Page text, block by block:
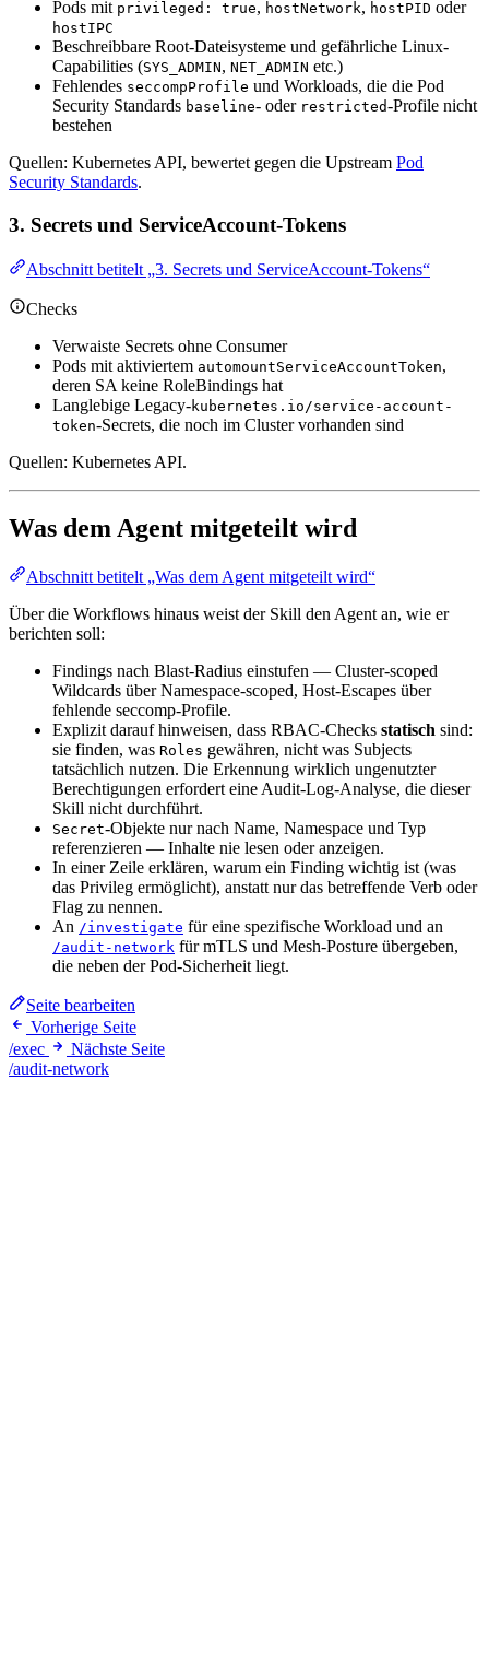
Pods mit privileged: true, hostNetwork, hostPID oder
hostIPC
Beschreibbare Root-Dateisysteme und gefährliche Linux-
Capabilities (SYS_ADMIN, NET_ADMIN etc.)
Fehlendes seccompProfile und Workloads, die die Pod
Security Standards baseline- oder restricted-Profile nicht
bestehen
Quellen: Kubernetes API, bewertet gegen die Upstream Pod
Security Standards.
3. Secrets und ServiceAccount-Tokens
Abschnitt betitelt „3. Secrets und ServiceAccount-Tokens“
Checks
Verwaiste Secrets ohne Consumer
Pods mit aktiviertem automountServiceAccountToken,
deren SA keine RoleBindings hat
Langlebige Legacy-kubernetes.io/service-account-
token-Secrets, die noch im Cluster vorhanden sind
Quellen: Kubernetes API.
Was dem Agent mitgeteilt wird
Abschnitt betitelt „Was dem Agent mitgeteilt wird“
Über die Workflows hinaus weist der Skill den Agent an, wie er
berichten soll:
Findings nach Blast-Radius einstufen — Cluster-scoped
Wildcards über Namespace-scoped, Host-Escapes über
fehlende seccomp-Profile.
Explizit darauf hinweisen, dass RBAC-Checks statisch sind:
sie finden, was Roles gewähren, nicht was Subjects
tatsächlich nutzen. Die Erkennung wirklich ungenutzter
Berechtigungen erfordert eine Audit-Log-Analyse, die dieser
Skill nicht durchführt.
Secret-Objekte nur nach Name, Namespace und Typ
referenzieren — Inhalte nie lesen oder anzeigen.
In einer Zeile erklären, warum ein Finding wichtig ist (was
das Privileg ermöglicht), anstatt nur das betreffende Verb oder
Flag zu nennen.
An /investigate für eine spezifische Workload und an
/audit-network für mTLS und Mesh-Posture übergeben,
die neben der Pod-Sicherheit liegt.
Seite bearbeiten
Vorherige Seite
/exec
Nächste Seite
/audit-network